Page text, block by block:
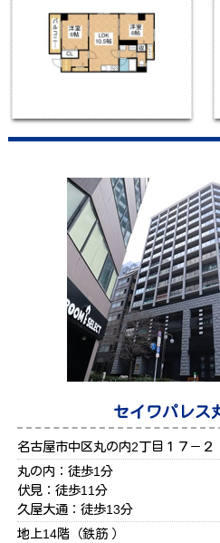
セイワパレス
名古屋市中区丸の内2丁目１７－２
丸の内：徒歩1分
伏見：徒歩11分
久屋大通：徒歩13分
地上14階（鉄筋 ）